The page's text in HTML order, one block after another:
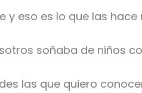
y eso es lo que las hace
soñaba de niños
las que quiero